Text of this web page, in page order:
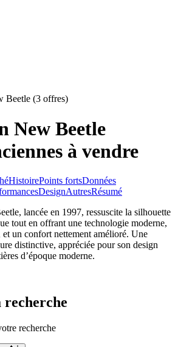
Beetle (3 offres)
New Beetle
à vendre
HistoirePoints fortsDonnées
DesignAutresRésumé
lancée en 1997, ressuscite la silhouette
tout en offrant une technologie moderne,
et un confort nettement amélioré. Une
distinctive, appréciée pour son design
d’époque moderne.
recherche
recherche